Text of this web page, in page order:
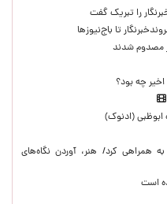
را تبریک گفت
تا باج‌نیوزها
چه بود؟
(ادنوک)
همراهی کرد/ هنر، آوردن نگاه‌های
است